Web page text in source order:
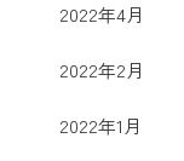
2022年4月
2022年2月
2022年1月